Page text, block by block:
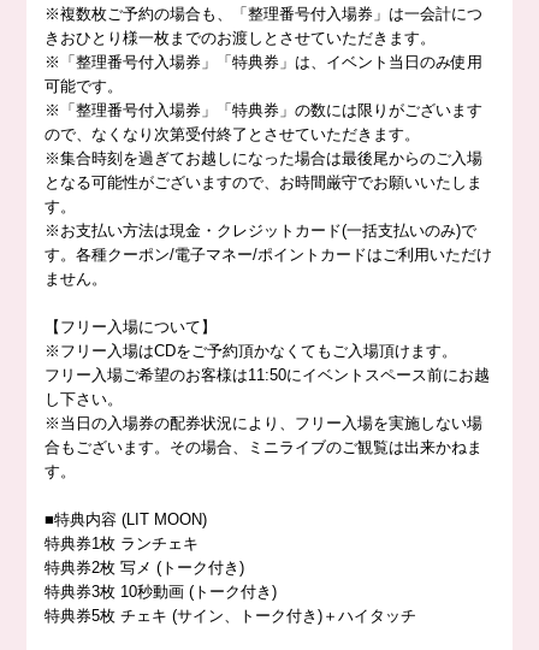
※複数枚ご予約の場合も、「整理番号付入場券」は一会計につ
きおひとり様一枚までのお渡しとさせていただきます。
※「整理番号付入場券」「特典券」は、イベント当日のみ使用
可能です。
※「整理番号付入場券」「特典券」の数には限りがございます
ので、なくなり次第受付終了とさせていただきます。
※集合時刻を過ぎてお越しになった場合は最後尾からのご入場
となる可能性がございますので、お時間厳守でお願いいたしま
す。
※お支払い方法は現金・クレジットカード(一括支払いのみ)で
す。各種クーポン/電子マネー/ポイントカードはご利用いただけ
ません。
【フリー入場について】
※フリー入場はCDをご予約頂かなくてもご入場頂けます。
フリー入場ご希望のお客様は11:50にイベントスペース前にお越
し下さい。
※当日の入場券の配券状況により、フリー入場を実施しない場
合もございます。その場合、ミニライブのご観覧は出来かねま
す。
■特典内容 (LIT MOON)
特典券1枚 ランチェキ
特典券2枚 写メ (トーク付き)
特典券3枚 10秒動画 (トーク付き)
特典券5枚 チェキ (サイン、トーク付き)＋ハイタッチ